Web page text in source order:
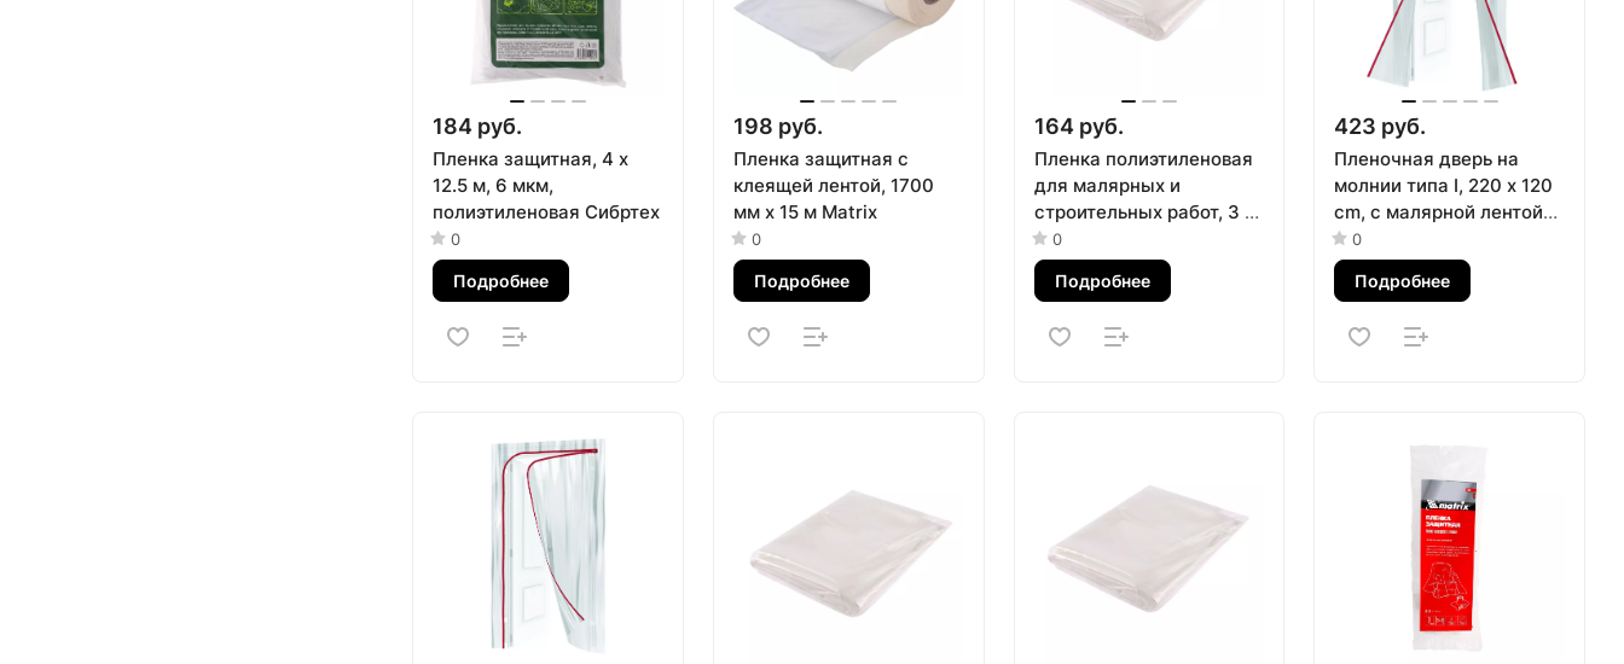
184 руб.
Пленка защитная, 4 х
12.5 м, 6 мкм,
полиэтиленовая Сибртех
0
Подробнее
198 руб.
Пленка защитная с
клеящей лентой, 1700
мм х 15 м Matrix
0
Подробнее
164 руб.
Пленка полиэтиленовая
для малярных и
строительных работ, 3 х
4 м, 40 мкм Сибртех
0
Подробнее
423 руб.
Пленочная дверь на
молнии типа I, 220 x 120
cm, с малярной лентой
2.5 см х 10 м Matrix
0
Подробнее